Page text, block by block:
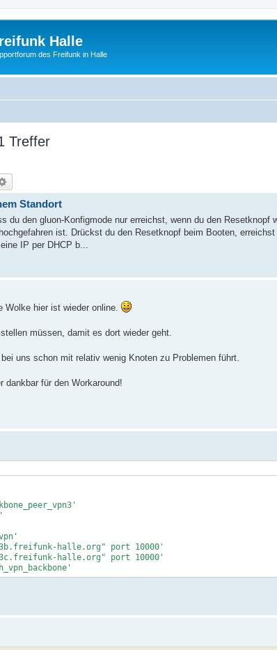
Halle
des Freifunk in Halle
Treffer
Standort
du den gluon-Konfigmode nur erreichst, wenn du den Resetknopf
ist. Drückst du den Resetknopf beim Booten, erreichst
IP per DHCP b...
Wolke hier ist wieder online.
müssen, damit es dort wieder geht.
uns schon mit relativ wenig Knoten zu Problemen führt.
dankbar für den Workaround!